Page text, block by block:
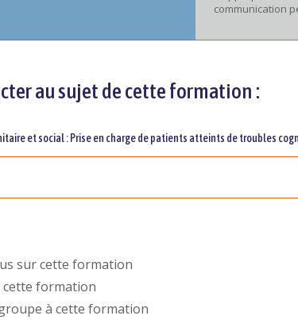
communication
au sujet de cette formation :
et social : Prise en charge de patients atteints de troubles
sur cette formation
formation
à cette formation